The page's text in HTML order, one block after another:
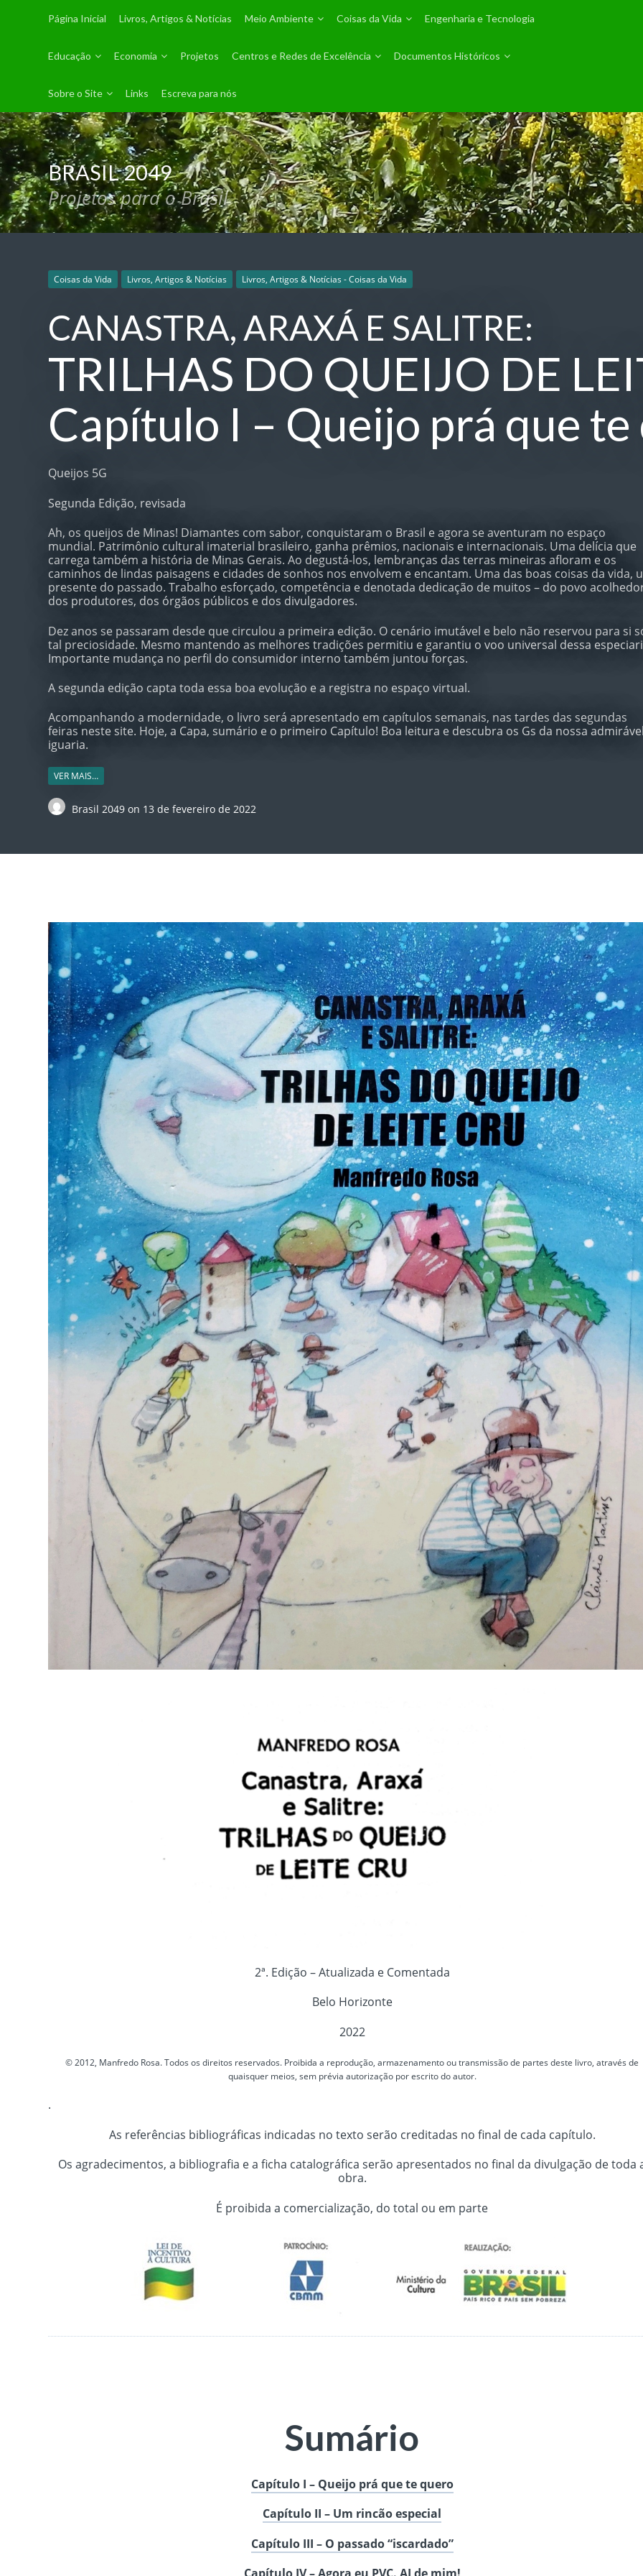
Página Inicial Livros, Artigos & Notícias Meio Ambiente Coisas da Vida Engenharia e Tecnologia
Educação Economia Projetos Centros e Redes de Excelência Documentos Históricos
Sobre o Site Links Escreva para nós
BRASIL 2049
Projetos para o Brasil
Coisas da Vida Livros, Artigos & Notícias Livros, Artigos & Notícias - Coisas da Vida
CANASTRA, ARAXÁ E SALITRE:
TRILHAS DO QUEIJO DE
Capítulo I – Queijo prá que
Queijos 5G
Segunda Edição, revisada
Ah, os queijos de Minas! Diamantes com sabor, conquistaram o Brasil e agora se aventuram no espaço
mundial. Patrimônio cultural imaterial brasileiro, ganha prêmios, nacionais e internacionais. Uma delícia que
carrega também a história de Minas Gerais. Ao degustá-los, lembranças das terras mineiras afloram e os
caminhos de lindas paisagens e cidades de sonhos nos envolvem e encantam. Uma das boas coisas da vida,
presente do passado. Trabalho esforçado, competência e denotada dedicação de muitos – do povo
dos produtores, dos órgãos públicos e dos divulgadores.
Dez anos se passaram desde que circulou a primeira edição. O cenário imutável e belo não reservou para si
tal preciosidade. Mesmo mantendo as melhores tradições permitiu e garantiu o voo universal dessa
Importante mudança no perfil do consumidor interno também juntou forças.
A segunda edição capta toda essa boa evolução e a registra no espaço virtual.
Acompanhando a modernidade, o livro será apresentado em capítulos semanais, nas tardes das segundas
feiras neste site. Hoje, a Capa, sumário e o primeiro Capítulo! Boa leitura e descubra os Gs da nossa
iguaria.
VER MAIS…
Brasil 2049on 13 de fevereiro de 2022
2ª. Edição – Atualizada e Comentada
Belo Horizonte
2022
© 2012, Manfredo Rosa. Todos os direitos reservados. Proibida a reprodução, armazenamento ou transmissão de partes deste livro, através de
quaisquer meios, sem prévia autorização por escrito do autor.
.
As referências bibliográficas indicadas no texto serão creditadas no final de cada capítulo.
Os agradecimentos, a bibliografia e a ficha catalográfica serão apresentados no final da divulgação de toda
obra.
É proibida a comercialização, do total ou em parte
Sumário
Capítulo I – Queijo prá que te quero
Capítulo II – Um rincão especial
Capítulo III – O passado “iscardado”